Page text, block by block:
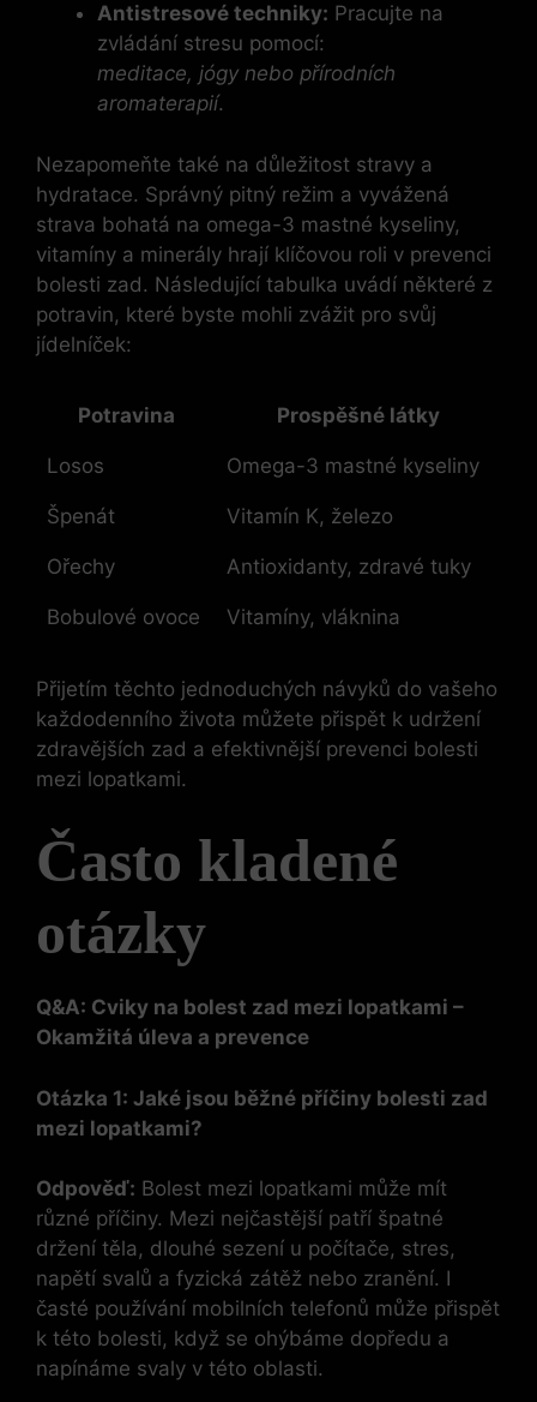
Antistresové techniky: Pracujte na
zvládání stresu pomocí:
meditace, jógy nebo přírodních
aromaterapií.
Nezapomeňte také na důležitost stravy a
hydratace. Správný pitný režim a vyvážená
strava bohatá na omega-3 mastné kyseliny,
vitamíny a minerály hrají klíčovou roli v prevenci
bolesti zad. Následující tabulka uvádí některé z
potravin, které byste mohli zvážit pro svůj
jídelníček:
Potravina Prospěšné látky
Losos Omega-3 mastné kyseliny
Špenát Vitamín K, železo
Ořechy Antioxidanty, zdravé tuky
Bobulové ovoce Vitamíny, vláknina
Přijetím těchto jednoduchých návyků do vašeho
každodenního života můžete přispět k udržení
zdravějších zad a efektivnější prevenci bolesti
mezi lopatkami.
Často kladené
otázky
Q&A: Cviky na bolest zad mezi lopatkami –
Okamžitá úleva a prevence
Otázka 1: Jaké jsou běžné příčiny bolesti zad
mezi lopatkami?
Odpověď: Bolest mezi lopatkami může mít
různé příčiny. Mezi nejčastější patří špatné
držení těla, dlouhé sezení u počítače, stres,
napětí svalů a fyzická zátěž nebo zranění. I
časté používání mobilních telefonů může přispět
k této bolesti, když se ohýbáme dopředu a
napínáme svaly v této oblasti.